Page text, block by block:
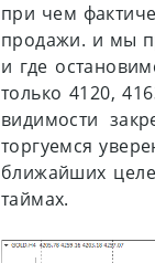
при чем
продажи. и мы
и где
только 4120,
видимости
торгуемся
ближайших
таймах.